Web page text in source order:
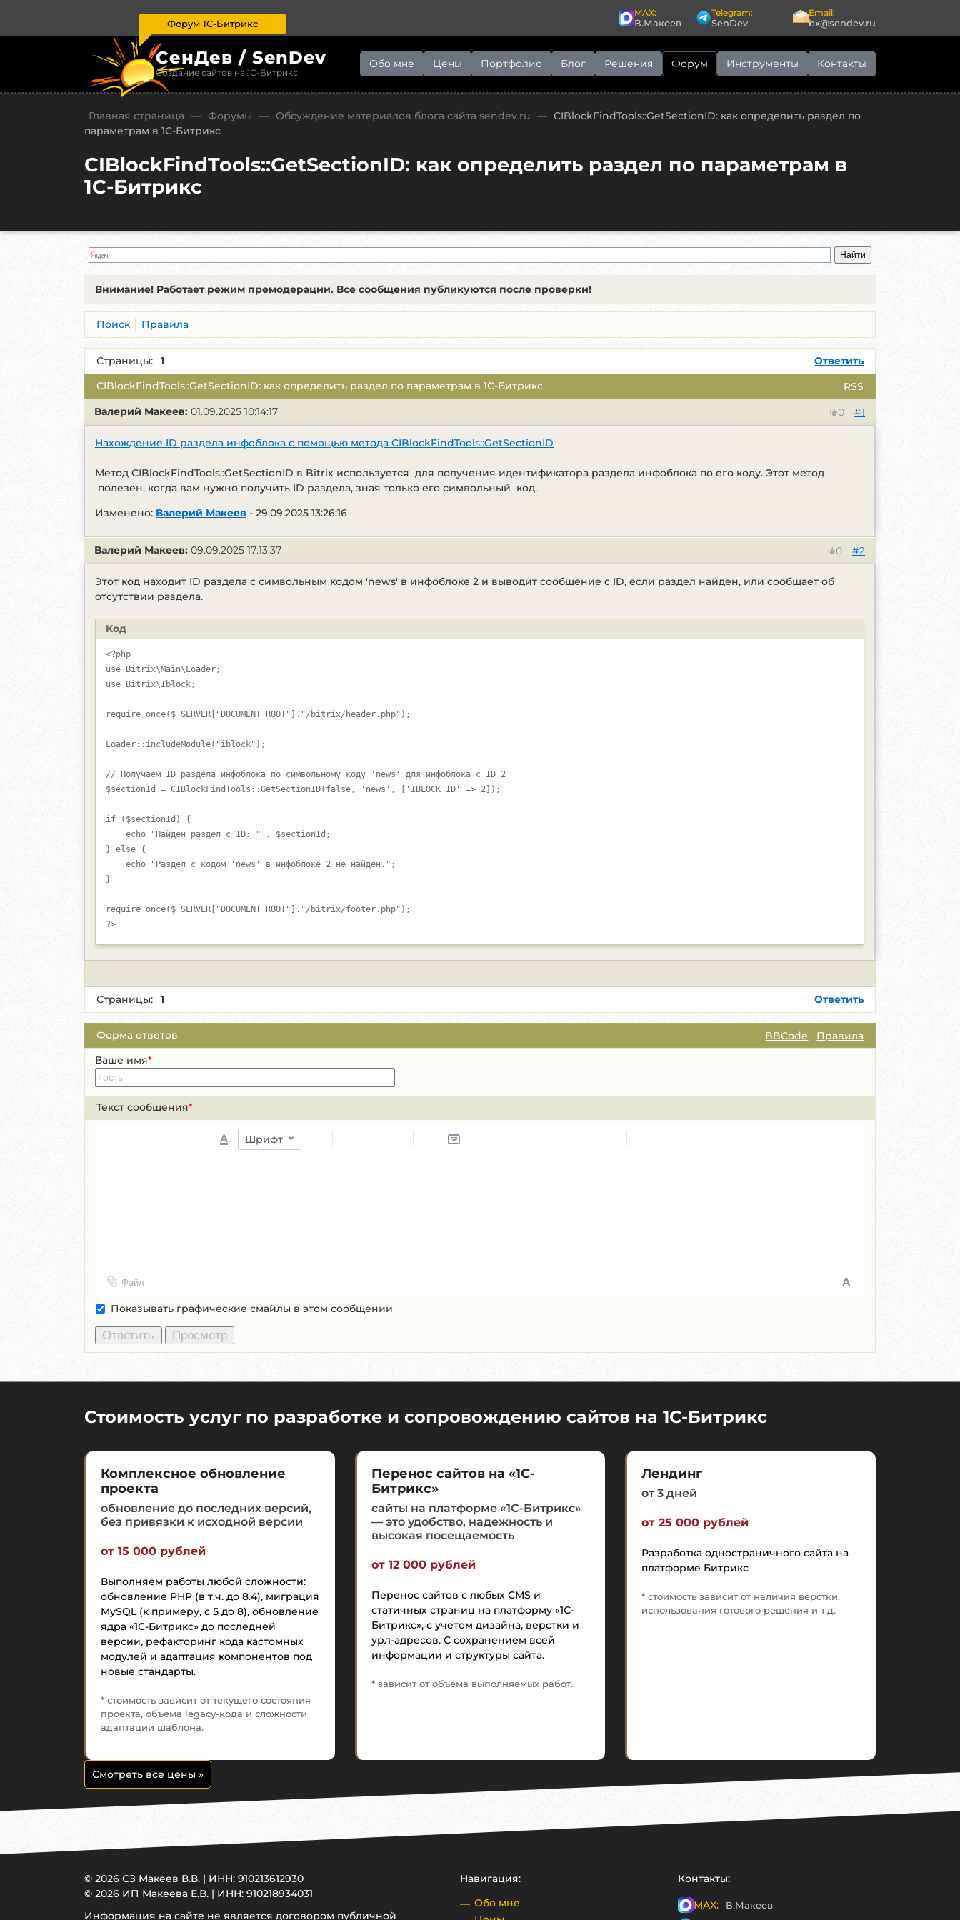
Форум 1С-Битрикс
MAX:
В.Макеев
Telegram:
SenDev
Email:
bx@sendev.ru
СенДев / SenDev
Создание сайтов на 1С-Битрикс
Обо мне Цены Портфолио Блог Решения Форум Инструменты Контакты
Главная страница — Форумы — Обсуждение материалов блога сайта sendev.ru — CIBlockFindTools::GetSectionID: как определить раздел по
параметрам в 1С-Битрикс
CIBlockFindTools::GetSectionID: как определить раздел по параметрам в
1С-Битрикс
Внимание! Работает режим премодерации. Все сообщения публикуются после проверки!
Поиск Правила
Страницы: 1
Ответить
RSS
CIBlockFindTools::GetSectionID: как определить раздел по параметрам в 1С-Битрикс
#1
0
Валерий Макеев: 01.09.2025 10:14:17
Нахождение ID раздела инфоблока с помощью метода CIBlockFindTools::GetSectionID
Метод CIBlockFindTools::GetSectionID в Bitrix используется для получения идентификатора раздела инфоблока по его коду. Этот метод
полезен, когда вам нужно получить ID раздела, зная только его символьный код.
Изменено: Валерий Макеев - 29.09.2025 13:26:16
#2
0
Валерий Макеев: 09.09.2025 17:13:37
Этот код находит ID раздела с символьным кодом 'news' в инфоблоке 2 и выводит сообщение с ID, если раздел найден, или сообщает об
отсутствии раздела.
Код
<?php
use Bitrix\Main\Loader;
use Bitrix\Iblock;
require_once($_SERVER["DOCUMENT_ROOT"]."/bitrix/header.php");
Loader::includeModule("iblock");
// Получаем ID раздела инфоблока по символьному коду 'news' для инфоблока с ID 2
$sectionId = CIBlockFindTools::GetSectionID(false, 'news', ['IBLOCK_ID' => 2]);
if ($sectionId) {
echo "Найден раздел с ID: " . $sectionId;
} else {
echo "Раздел с кодом 'news' в инфоблоке 2 не найден.";
}
require_once($_SERVER["DOCUMENT_ROOT"]."/bitrix/footer.php");
?>
Страницы: 1 Ответить
BBCode Правила
Форма ответов
Ваше имя*
Текст сообщения*
A Шрифт
Файл
Показывать графические смайлы в этом сообщении
Стоимость услуг по разработке и сопровождению сайтов на 1C-Битрикс
Комплексное обновление
проекта
обновление до последних версий,
без привязки к исходной версии
от 15 000 рублей
Выполняем работы любой сложности:
обновление PHP (в т.ч. до 8.4), миграция
MySQL (к примеру, с 5 до 8), обновление
ядра «1С-Битрикс» до последней
версии, рефакторинг кода кастомных
модулей и адаптация компонентов под
новые стандарты.
* стоимость зависит от текущего состояния
проекта, объема legacy-кода и сложности
адаптации шаблона.
Перенос сайтов на «1С-
Битрикс»
сайты на платформе «1С-Битрикс»
— это удобство, надежность и
высокая посещаемость
от 12 000 рублей
Перенос сайтов с любых CMS и
статичных страниц на платформу «1С-
Битрикс», с учетом дизайна, верстки и
урл-адресов. С сохранением всей
информации и структуры сайта.
* зависит от объема выполняемых работ.
Лендинг
от 3 дней
от 25 000 рублей
Разработка одностраничного сайта на
платформе Битрикс
* стоимость зависит от наличия верстки,
использования готового решения и т.д.
Смотреть все цены »
© 2026 СЗ Макеев В.В. | ИНН: 910213612930
© 2026 ИП Макеева Е.В. | ИНН: 910218934031
Информация на сайте не является договором публичной
Навигация:
Обо мне
Контакты:
MAX: В.Макеев